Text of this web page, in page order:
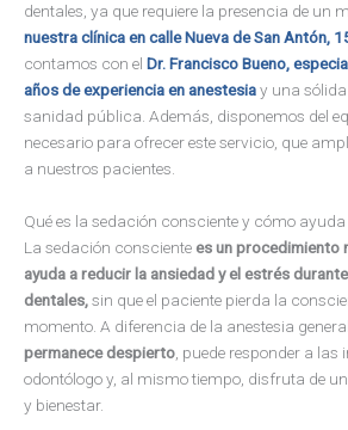
dentales, ya que requiere la presencia de un
nuestra clínica en calle Nueva de San Antón,
contamos con el Dr. Francisco Bueno,
años de experiencia en anestesiay una
sanidad pública. Además, disponemos del
necesario para ofrecer este servicio, que
a nuestros pacientes.
Qué es la sedación consciente y cómo
La sedación consciente es un procedimiento
ayuda a reducir la ansiedad y el estrés
dentales,sin que el paciente pierda la
momento. A diferencia de la anestesia
permanece despierto, puede responder a las
odontólogo y, al mismo tiempo, disfruta de
y bienestar.